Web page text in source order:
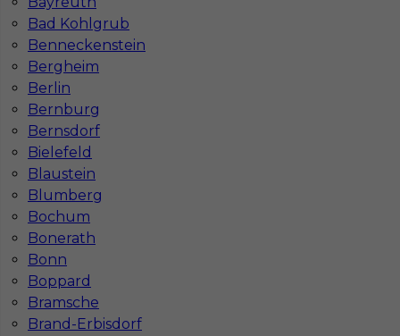
Bad Kohlgrub
Benneckenstein
Bergheim
Berlin
Bernburg
Bernsdorf
Bielefeld
Blaustein
Blumberg
Bochum
Bonerath
Bonn
Boppard
Bramsche
Brand-Erbisdorf
Katowicach
Lublinie
Częstochowie
Najpopularniejsze miejscowości w Niemczech
Praca Augsburg
Praca Hamburg
Praca Berlin
Praca Hannover
Praca Dortmund
Praca Magdeburg